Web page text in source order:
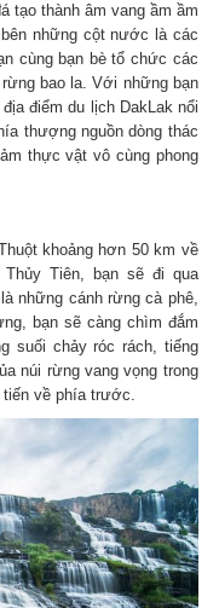
tạo thành âm vang ầm ầm
những cột nước là các
cùng bạn bè tổ chức các
bao la. Với những bạn
điểm du lịch DakLak nổi
thượng nguồn dòng thác
thực vật vô cùng phong
khoảng hơn 50 km về
Tiên, bạn sẽ đi qua
những cánh rừng cà phê,
bạn sẽ càng chìm đắm
suối chảy róc rách, tiếng
núi rừng vang vọng trong
tiến về phía trước.